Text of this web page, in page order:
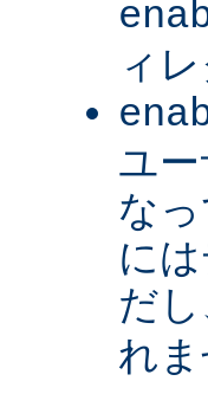
ィ
ユ
な
に
だし
れま